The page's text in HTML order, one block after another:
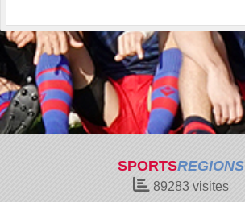
SPORTSREGIONS
89283visites